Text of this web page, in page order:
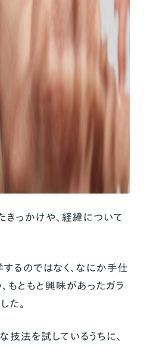
きっかけや、経緯について
るのではなく、なにか手仕
もともと興味があったガラ
た。
技法を試しているうちに、